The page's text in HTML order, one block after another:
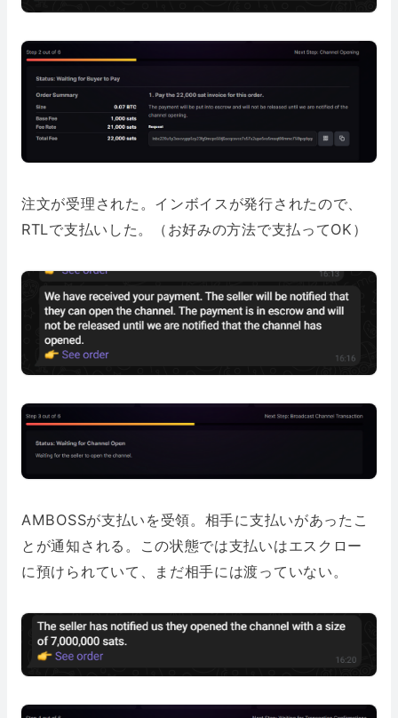
注文が受理された。インボイスが発行されたので、
RTLで支払いした。（お好みの方法で支払ってOK）
AMBOSSが支払いを受領。相手に支払いがあったこ
とが通知される。この状態では支払いはエスクロー
に預けられていて、まだ相手には渡っていない。